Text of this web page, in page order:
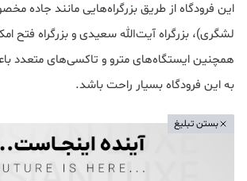
این فرودگاه از طریق بزرگراه‌هایی مانند جاده
لشگری)، بزرگراه آیت‌الله سعیدی و بزرگراه فتح
همچنین ایستگاه‌های مترو و تاکسی‌های متعدد
به این فرودگاه بسیار راحت باشد.
بستن تبلیغ